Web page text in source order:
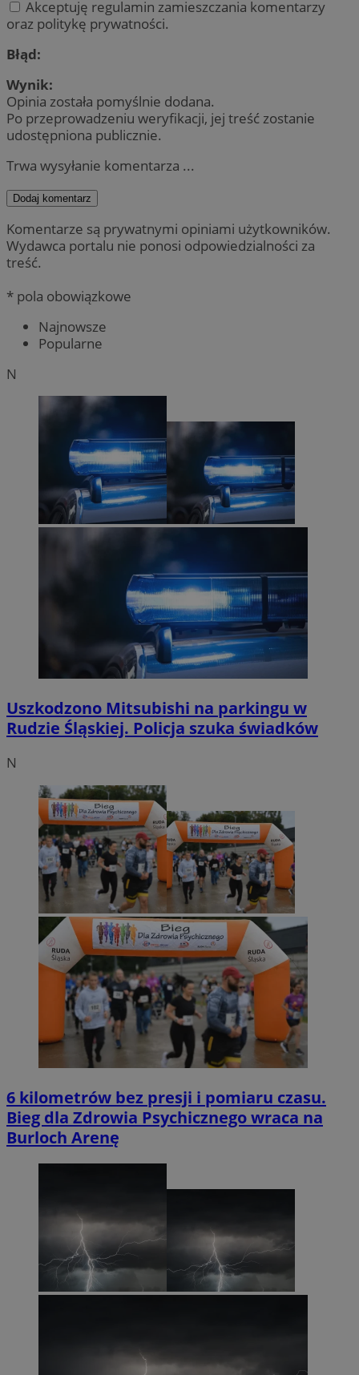
Akceptuję regulamin zamieszczania komentarzy
oraz politykę prywatności.
Błąd:
Wynik:
Opinia została pomyślnie dodana.
Po przeprowadzeniu weryfikacji, jej treść zostanie
udostępniona publicznie.
Trwa wysyłanie komentarza ...
Dodaj komentarz
Komentarze są prywatnymi opiniami użytkowników.
Wydawca portalu nie ponosi odpowiedzialności za
treść.
* pola obowiązkowe
Najnowsze
Popularne
N
Uszkodzono Mitsubishi na parkingu w
Rudzie Śląskiej. Policja szuka świadków
N
6 kilometrów bez presji i pomiaru czasu.
Bieg dla Zdrowia Psychicznego wraca na
Burloch Arenę